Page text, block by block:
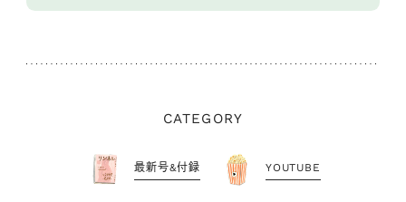
CATEGORY
最新号&付録 YOUTUBE